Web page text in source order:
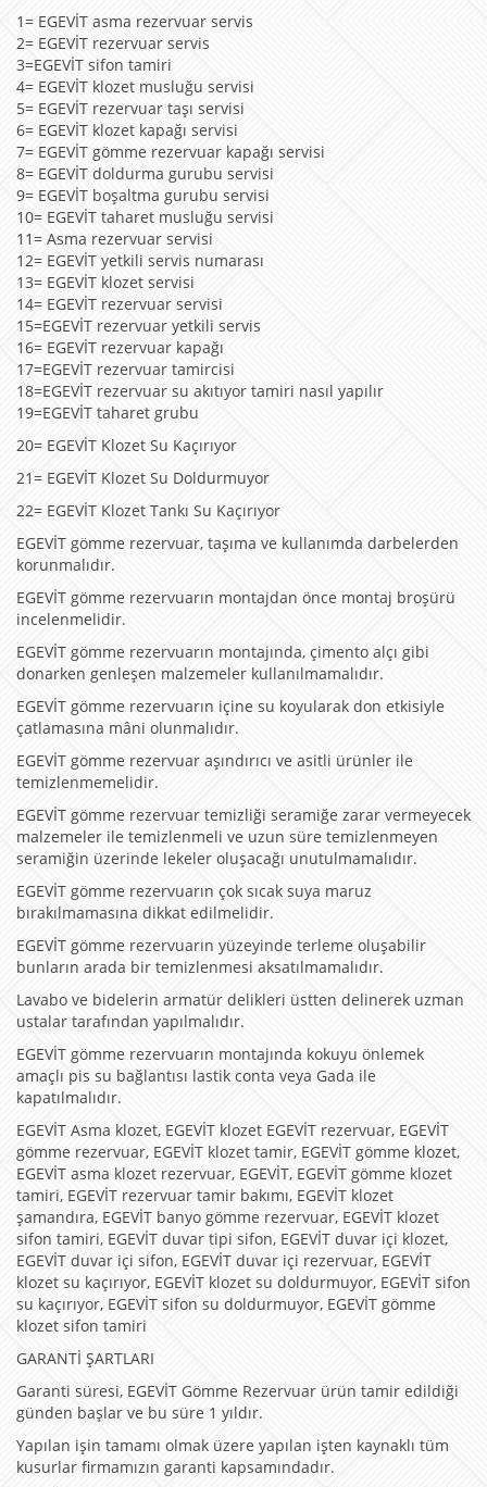
1= EGEVİT asma rezervuar servis
2= EGEVİT rezervuar servis
3=EGEVİT sifon tamiri
4= EGEVİT klozet musluğu servisi
5= EGEVİT rezervuar taşı servisi
6= EGEVİT klozet kapağı servisi
7= EGEVİT gömme rezervuar kapağı servisi
8= EGEVİT doldurma gurubu servisi
9= EGEVİT boşaltma gurubu servisi
10= EGEVİT taharet musluğu servisi
11= Asma rezervuar servisi
12= EGEVİT yetkili servis numarası
13= EGEVİT klozet servisi
14= EGEVİT rezervuar servisi
15=EGEVİT rezervuar yetkili servis
16= EGEVİT rezervuar kapağı
17=EGEVİT rezervuar tamircisi
18=EGEVİT rezervuar su akıtıyor tamiri nasıl yapılır
19=EGEVİT taharet grubu
20= EGEVİT Klozet Su Kaçırıyor
21= EGEVİT Klozet Su Doldurmuyor
22= EGEVİT Klozet Tankı Su Kaçırıyor
EGEVİT gömme rezervuar, taşıma ve kullanımda darbelerden
korunmalıdır.
EGEVİT gömme rezervuarın montajdan önce montaj broşürü
incelenmelidir.
EGEVİT gömme rezervuarın montajında, çimento alçı gibi
donarken genleşen malzemeler kullanılmamalıdır.
EGEVİT gömme rezervuarın içine su koyularak don etkisiyle
çatlamasına mâni olunmalıdır.
EGEVİT gömme rezervuar aşındırıcı ve asitli ürünler ile
temizlenmemelidir.
EGEVİT gömme rezervuar temizliği seramiğe zarar vermeyecek
malzemeler ile temizlenmeli ve uzun süre temizlenmeyen
seramiğin üzerinde lekeler oluşacağı unutulmamalıdır.
EGEVİT gömme rezervuarın çok sıcak suya maruz
bırakılmamasına dikkat edilmelidir.
EGEVİT gömme rezervuarın yüzeyinde terleme oluşabilir
bunların arada bir temizlenmesi aksatılmamalıdır.
Lavabo ve bidelerin armatür delikleri üstten delinerek uzman
ustalar tarafından yapılmalıdır.
EGEVİT gömme rezervuarın montajında kokuyu önlemek
amaçlı pis su bağlantısı lastik conta veya Gada ile
kapatılmalıdır.
EGEVİT Asma klozet, EGEVİT klozet EGEVİT rezervuar, EGEVİT
gömme rezervuar, EGEVİT klozet tamir, EGEVİT gömme klozet,
EGEVİT asma klozet rezervuar, EGEVİT, EGEVİT gömme klozet
tamiri, EGEVİT rezervuar tamir bakımı, EGEVİT klozet
şamandıra, EGEVİT banyo gömme rezervuar, EGEVİT klozet
sifon tamiri, EGEVİT duvar tipi sifon, EGEVİT duvar içi klozet,
EGEVİT duvar içi sifon, EGEVİT duvar içi rezervuar, EGEVİT
klozet su kaçırıyor, EGEVİT klozet su doldurmuyor, EGEVİT sifon
su kaçırıyor, EGEVİT sifon su doldurmuyor, EGEVİT gömme
klozet sifon tamiri
GARANTİ ŞARTLARI
Garanti süresi, EGEVİT Gömme Rezervuar ürün tamir edildiği
günden başlar ve bu süre 1 yıldır.
Yapılan işin tamamı olmak üzere yapılan işten kaynaklı tüm
kusurlar firmamızın garanti kapsamındadır.